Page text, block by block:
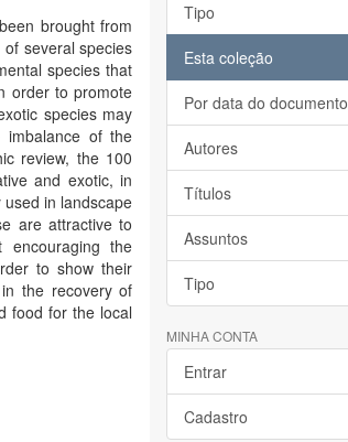
brought from
several species
species that
order to promote
species may
imbalance of the
review, the 100
and exotic, in
in landscape
are attractive to
encouraging the
to show their
the recovery of
food for the local
Tipo
Esta coleção
Por data do documento
Autores
Títulos
Assuntos
Tipo
MINHA CONTA
Entrar
Cadastro